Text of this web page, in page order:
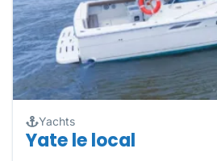
Yachts
Yate le local